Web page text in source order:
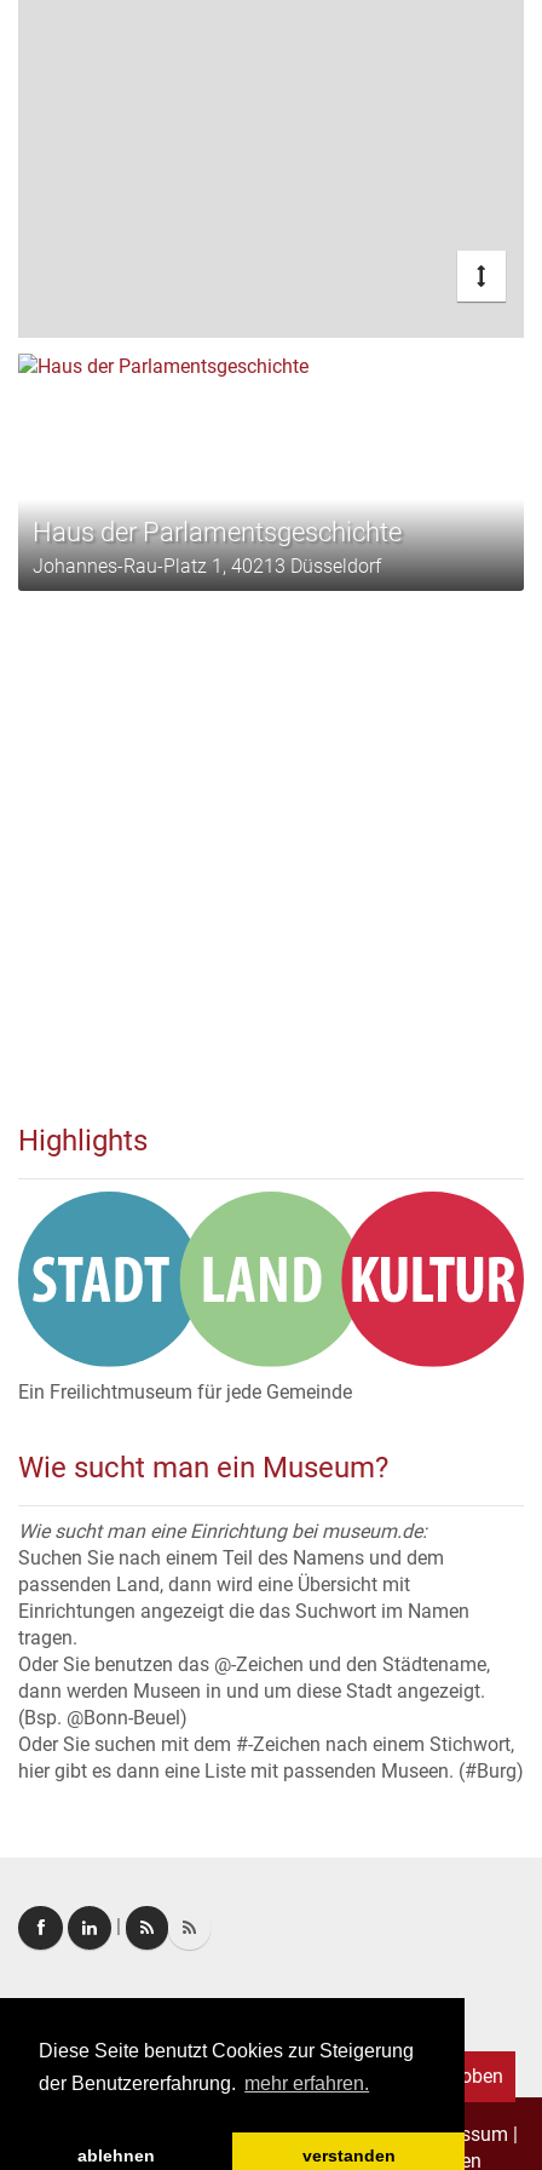
Diese Seite benutzt Cookies zur Steigerung
der Benutzererfahrung. mehr erfahren.
ablehnen verstanden
Haus der Parlamentsgeschichte
Johannes-Rau-Platz 1, 40213 Düsseldorf
Highlights
Ein Freilichtmuseum für jede Gemeinde
Wie sucht man ein Museum?
Wie sucht man eine Einrichtung bei museum.de:
Suchen Sie nach einem Teil des Namens und dem
passenden Land, dann wird eine Übersicht mit
Einrichtungen angezeigt die das Suchwort im Namen
tragen.
Oder Sie benutzen das @-Zeichen und den Städtename,
dann werden Museen in und um diese Stadt angezeigt.
(Bsp. @Bonn-Beuel)
Oder Sie suchen mit dem #-Zeichen nach einem Stichwort,
hier gibt es dann eine Liste mit passenden Museen. (#Burg)
Copyright © 2026. Alle Rechte vorbehalten.–Impressum
Datenschutz
Allgemeine Geschäftsbedingungen
Nach oben